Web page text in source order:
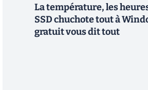
La température, les
SSD chuchote tout à
gratuit vous dit tout